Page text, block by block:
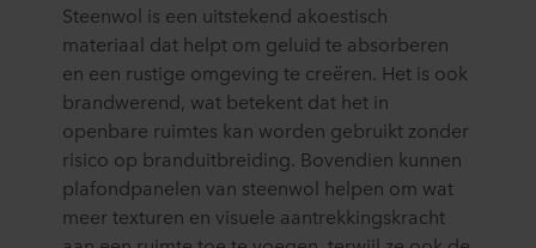
Steenwol is een uitstekend akoestisch
materiaal dat helpt om geluid te absorberen
en een rustige omgeving te creëren. Het is ook
brandwerend, wat betekent dat het in
openbare ruimtes kan worden gebruikt zonder
risico op branduitbreiding. Bovendien kunnen
plafondpanelen van steenwol helpen om wat
meer texturen en visuele aantrekkingskracht